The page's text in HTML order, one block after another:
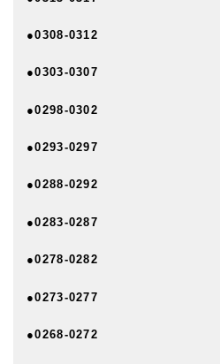
●0308-0312
●0303-0307
●0298-0302
●0293-0297
●0288-0292
●0283-0287
●0278-0282
●0273-0277
●0268-0272